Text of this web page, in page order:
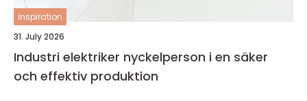
inspiration
31. July 2026
Industri elektriker nyckelperson i en säker
och effektiv produktion